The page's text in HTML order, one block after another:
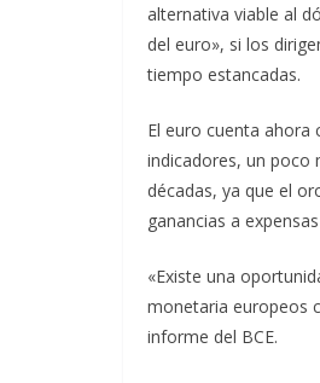
alternativa viable al
del euro», si los
tiempo estancadas.
El euro cuenta
indicadores, un poco
décadas, ya que el
ganancias a
«Existe una
monetaria europeos
informe del BCE.